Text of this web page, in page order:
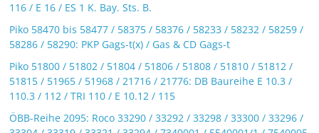
116 / E 16 / ES 1 K. Bay. Sts. B.
Piko 58470 bis 58477 / 58375 / 58376 / 58233 / 58232 / 58259 /
58286 / 58290: PKP Gags-t(x) / Gas & CD Gags-t
Piko 51800 / 51802 / 51804 / 51806 / 51808 / 51810 / 51812 /
51815 / 51965 / 51968 / 21716 / 21776: DB Baureihe E 10.3 /
110.3 / 112 / TRI 110 / E 10.12 / 115
ÖBB-Reihe 2095: Roco 33290 / 33292 / 33298 / 33300 / 33296 /